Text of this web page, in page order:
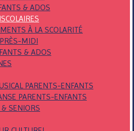
& ADOS
À LA SCOLARITÉ
MIDI
& ADOS
PARENTS-ENFANTS
PARENTS-ENFANTS
SENIORS